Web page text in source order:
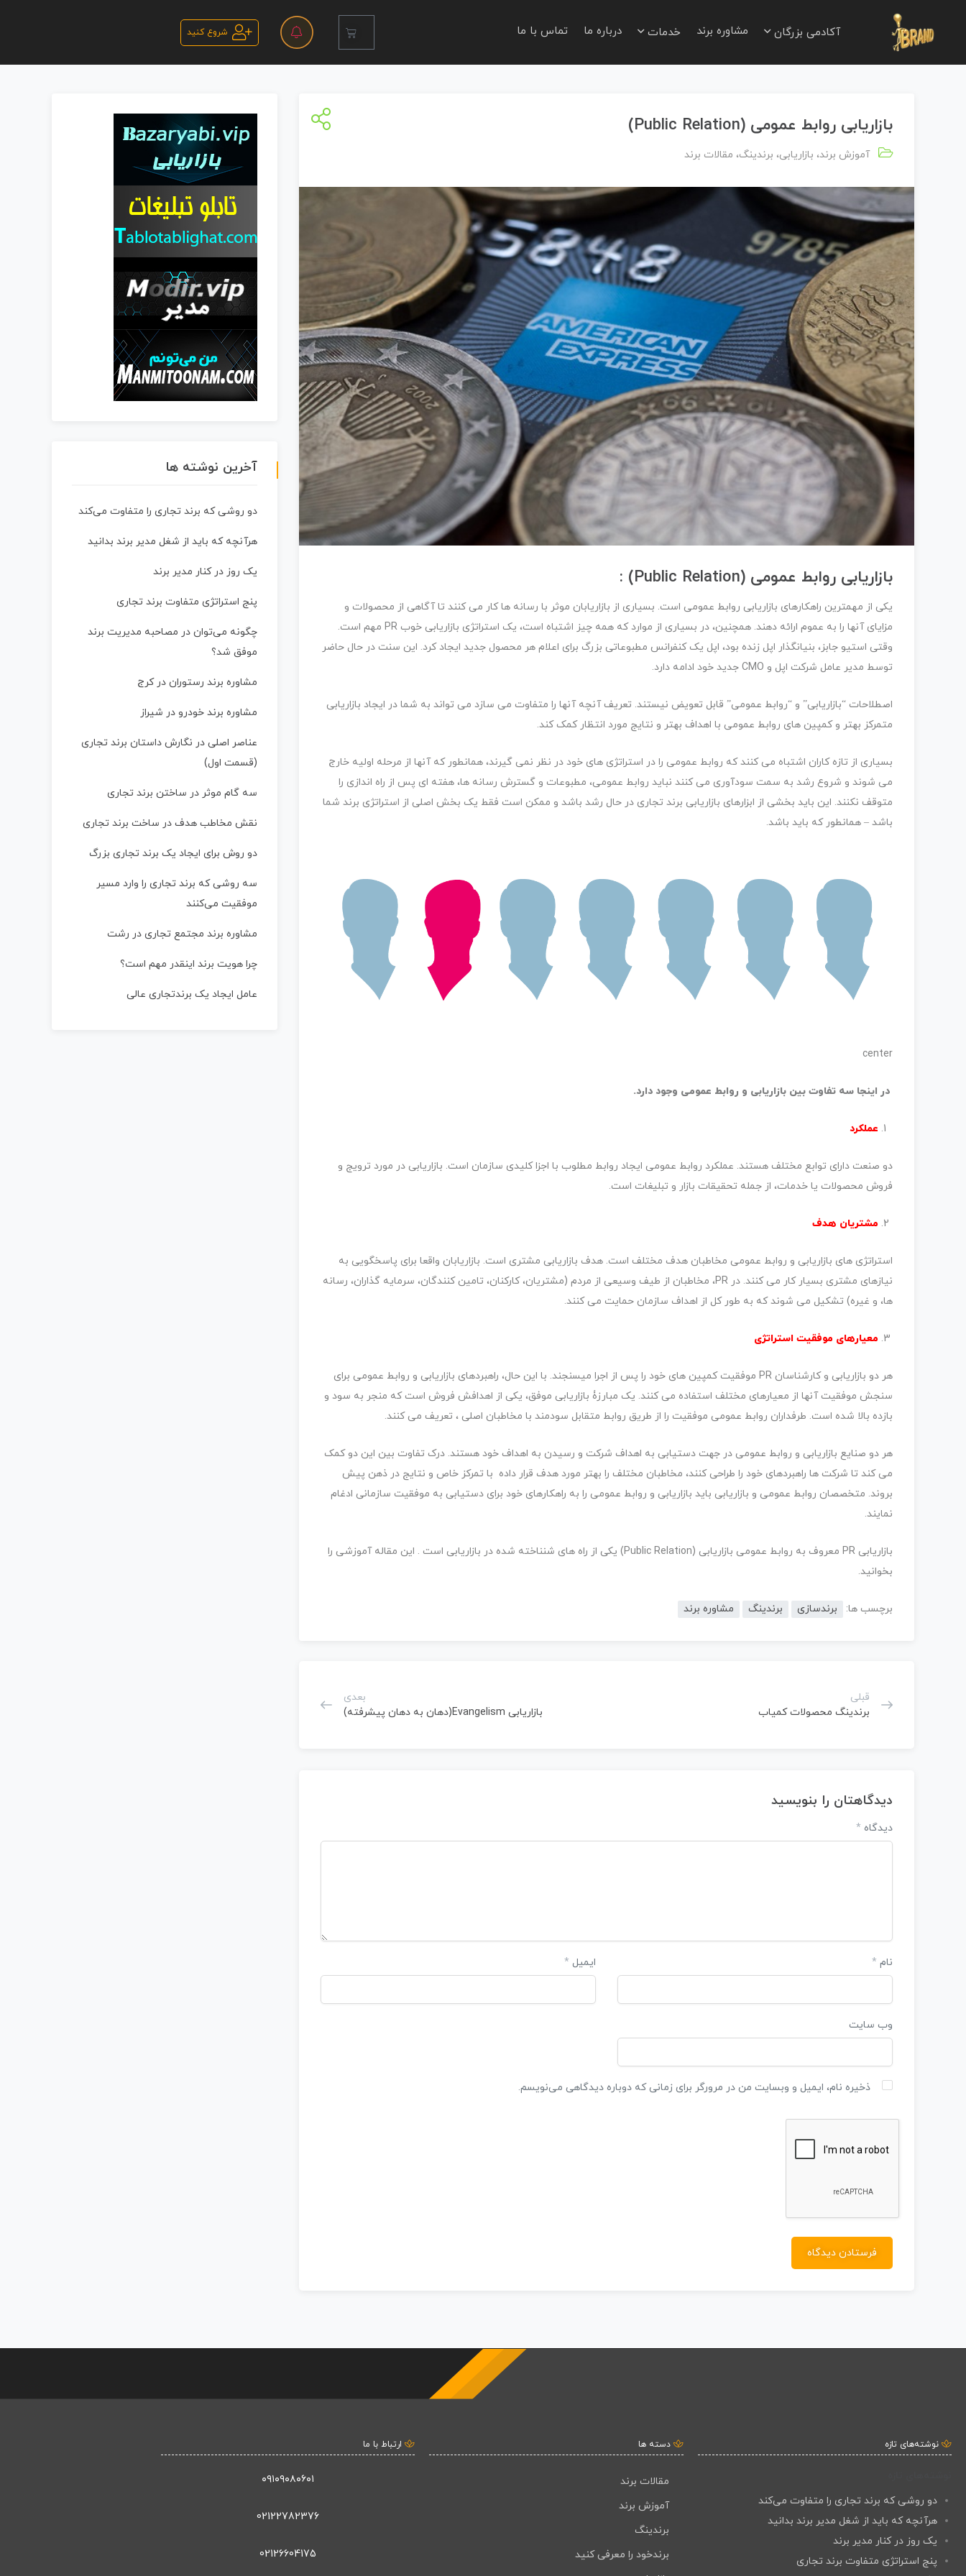
آکادمی بزرگان مشاوره برند خدمات درباره ما تماس با ما شروع کنید
بازاریابی روابط عمومی (Public Relation)
آموزش برند، بازاریابی، برندینگ، مقالات برند
بازاریابی روابط عمومی (Public Relation) :
یکی از مهمترین راهکارهای بازاریابی روابط عمومی است. بسیاری از بازاریابان موثر با رسانه ها کار می کنند تا آگاهی از محصولات و
مزایای آنها را به عموم ارائه دهند. همچنین، در بسیاری از موارد که همه چیز اشتباه است، یک استراتژی بازاریابی خوب PR مهم است.
وقتی استیو جابز، بنیانگذار اپل زنده بود، اپل یک کنفرانس مطبوعاتی بزرگ برای اعلام هر محصول جدید ایجاد کرد. این سنت در حال حاضر
توسط مدیر عامل شرکت اپل و CMO جدید خود ادامه دارد.
اصطلاحات “بازاریابی” و “روابط عمومی” قابل تعویض نیستند. تعریف آنچه آنها را متفاوت می سازد می تواند به شما در ایجاد بازاریابی
متمرکز بهتر و کمپین های روابط عمومی با اهداف بهتر و نتایج مورد انتظار کمک کند.
بسیاری از تازه کاران اشتباه می کنند که روابط عمومی را در استراتژی های خود در نظر نمی گیرند، همانطور که آنها از مرحله اولیه خارج
می شوند و شروع رشد به سمت سودآوری می کنند نباید روابط عمومی، مطبوعات و گسترش رسانه ها، هفته ای پس از راه اندازی را
متوقف نکنند. این باید بخشی از ابزارهای بازاریابی برند تجاری در حال رشد باشد و ممکن است فقط یک بخش اصلی از استراتژی برند شما
باشد – همانطور که باید باشد.
center
در اینجا سه تفاوت بین بازاریابی و روابط عمومی وجود دارد.
عملکرد
دو صنعت دارای توابع مختلف هستند. عملکرد روابط عمومی ایجاد روابط مطلوب با اجزا کلیدی سازمان است. بازاریابی در مورد ترویج و
فروش محصولات یا خدمات، از جمله تحقیقات بازار و تبلیغات است.
مشتریان هدف
استراتژی های بازاریابی و روابط عمومی مخاطبان هدف مختلف است. هدف بازاریابی مشتری است. بازاریابان واقعا برای پاسخگویی به
نیازهای مشتری بسیار کار می کنند. در PR، مخاطبان از طیف وسیعی از مردم (مشتریان، کارکنان، تامین کنندگان، سرمایه گذاران، رسانه
ها، و غیره) تشکیل می شوند که به طور کل از اهداف سازمان حمایت می کنند.
معیارهای موفقیت استراتژی
هر دو بازاریابی و کارشناسان PR موفقیت کمپین های خود را پس از اجرا میسنجند. با این حال، راهبردهای بازاریابی و روابط عمومی برای
سنجش موفقیت آنها از معیارهای مختلف استفاده می کنند. یک مبارزۀ بازاریابی موفق، یکی از اهدافش فروش است که منجر به سود و
بازده بالا شده است. طرفداران روابط عمومی موفقیت را از طریق روابط متقابل سودمند با مخاطبان اصلی ، تعریف می کنند.
هر دو صنایع بازاریابی و روابط عمومی در جهت دستیابی به اهداف شرکت و رسیدن به اهداف خود هستند. درک تفاوت بین این دو کمک
می کند تا شرکت ها راهبردهای خود را طراحی کنند، مخاطبان مختلف را بهتر مورد هدف قرار داده با تمرکز خاص و نتایج در ذهن پیش
بروند. متخصصان روابط عمومی و بازاریابی باید بازاریابی و روابط عمومی را به راهکارهای خود برای دستیابی به موفقیت سازمانی ادغام
نمایند.
بازاریابی PR معروف به روابط عمومی بازاریابی (Public Relation) یکی از راه های شنناخته شده در بازاریابی است . این مقاله آموزشی را
بخوانید.
برچسب ها: برندسازی برندینگ مشاوره برند
قبلی
برندینگ محصولات کمیاب
بعدی
بازاریابی Evangelism(دهان به دهان پیشرفته)
دیدگاهتان را بنویسید
دیدگاه *
نام * ایمیل *
وب‌ سایت
ذخیره نام، ایمیل و وبسایت من در مرورگر برای زمانی که دوباره دیدگاهی می‌نویسم.
آخرین نوشته ها
دو روشی که برند تجاری را متفاوت می‌کند
هرآنچه که باید از شغل مدیر برند بدانید
یک روز در کنار مدیر برند
پنج استراتژی متفاوت برند تجاری
چگونه می‌توان در مصاحبه مدیریت برند
موفق شد؟
مشاوره برند رستوران در کرج
مشاوره برند خودرو در شیراز
عناصر اصلی در نگارش داستان برند تجاری
(قسمت اول)
سه گام موثر در ساختن برند تجاری
نقش مخاطب هدف در ساخت برند تجاری
دو روش برای ایجاد یک برند تجاری بزرگ
سه روشی که برند تجاری را وارد مسیر
موفقیت می‌کنند
مشاوره برند مجتمع تجاری در رشت
چرا هویت برند اینقدر مهم است؟
عامل ایجاد یک برندتجاری عالی
نوشته‌های تازه
دو روشی که برند تجاری را متفاوت می‌کند
هرآنچه که باید از شغل مدیر برند بدانید
یک روز در کنار مدیر برند
پنج استراتژی متفاوت برند تجاری
دسته ها
مقالات برند
آموزش برند
برندینگ
برندخود را معرفی کنید
ارتباط با ما
۰۹۱۰۹۰۸۰۶۰۱
02122782376
02126604175